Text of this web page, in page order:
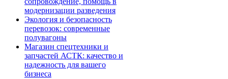
модернизации разведения
Экология и безопасность
перевозок: современные
полувагоны
Магазин спецтехники и
запчастей АСТК: качество и
надежность для вашего
бизнеса